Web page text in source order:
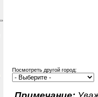
Посмотреть другой город: